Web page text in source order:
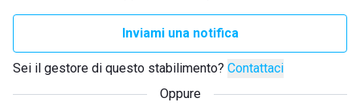
Inviami una notifica
Sei il gestore di questo stabilimento? Contattaci
Oppure